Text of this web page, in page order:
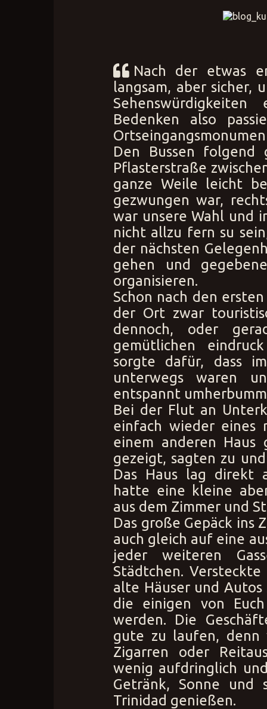
Nach der etwas
langsam, aber sicher,
Bedenken also
Den Bussen
Pflasterstraße
ganze Weile leicht
gezwungen war,
war unsere Wahl und
nicht allzu fern su
der nächsten
gehen und
organisieren.
Schon nach den
der Ort zwar
dennoch, oder
gemütlichen
sorgte dafür, dass
unterwegs waren
entspannt
Bei der Flut an
einfach wieder eines
einem anderen Haus
gezeigt, sagten zu
Das Haus lag direkt
hatte eine kleine
aus dem Zimmer und
Das große Gepäck ins
auch gleich auf eine
jeder weiteren
Städtchen.
alte Häuser und
die einigen von
werden. Die
gute zu laufen, denn
Zigarren oder
wenig aufdringlich
Getränk, Sonne und
Trinidad genießen.